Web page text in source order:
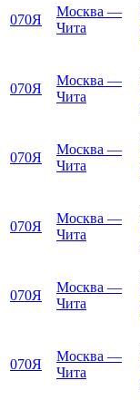
070Я
Москва —
Чита
070Я
Москва —
Чита
070Я
Москва —
Чита
070Я
Москва —
Чита
070Я
Москва —
Чита
070Я
Москва —
Чита